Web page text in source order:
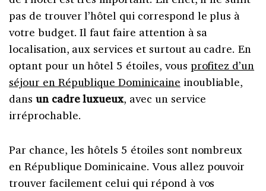
pas de trouver l’hôtel qui correspond le plus à
votre budget. Il faut faire attention à sa
localisation, aux services et surtout au cadre. En
optant pour un hôtel 5 étoiles, vous profitez d’un
séjour en République Dominicaine inoubliable,
dans un cadre luxueux, avec un service
irréprochable.
Par chance, les hôtels 5 étoiles sont nombreux
en République Dominicaine. Vous allez pouvoir
trouver facilement celui qui répond à vos